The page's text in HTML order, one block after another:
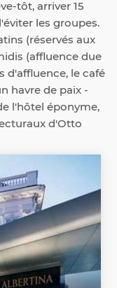
tôt, arriver 15
les groupes.
(réservés aux
(affluence due
d'affluence, le café
havre de paix -
l'hôtel éponyme,
d'Otto